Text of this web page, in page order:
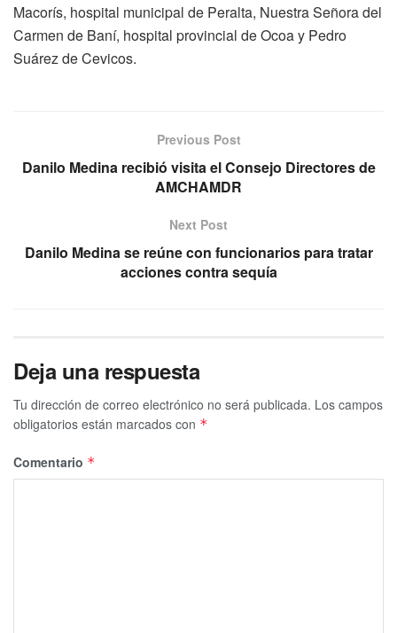
Macorís, hospital municipal de Peralta, Nuestra Señora del
Carmen de Baní, hospital provincial de Ocoa y Pedro
Suárez de Cevicos.
Previous Post
Danilo Medina recibió visita el Consejo Directores de
AMCHAMDR
Next Post
Danilo Medina se reúne con funcionarios para tratar
acciones contra sequía
Deja una respuesta
Tu dirección de correo electrónico no será publicada. Los campos
obligatorios están marcados con *
Comentario *